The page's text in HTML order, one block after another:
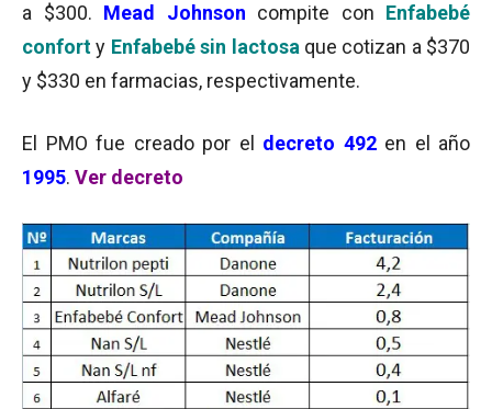
a $300. Mead Johnson compite con Enfabebé
conforty Enfabebé sin lactosa que cotizan a $370
y $330 en farmacias, respectivamente.
El PMO fue creado por el decreto 492en el año
1995. Ver decreto